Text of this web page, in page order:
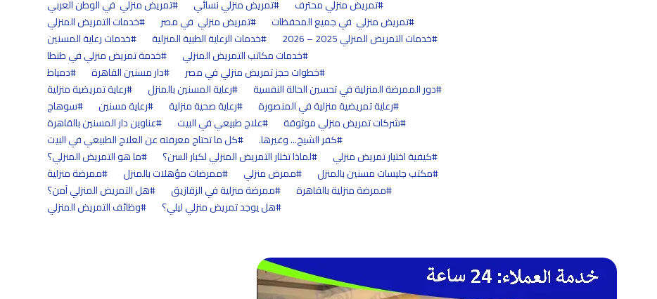
تمريض منزلي محترف
تمريض منزلي نسائي
تمريض منزلي في الوطن العربي
تمريض منزلي في جميع المحفظات
تمريض منزلي في مصر
خدمات التمريض المنزلي
خدمات التمريض المنزلي 2025 – 2026
خدمات الرعاية الطبية المنزلية
خدمات رعاية المسنين
خدمات مكاتب التمريض المنزلي
خدمة تمريض منزلي في طنطا
خطوات حجز تمريض منزلي في مصر
دار مسنين القاهرة
دمياط
دور الممرضة المنزلية في تحسين الحالة النفسية
رعاية المسنين بالمنزل
رعاية تمريضية منزلية
رعاية تمريضية منزلية في المنصورة
رعاية صحية منزلية رعاية مسنين
سوهاج
شركات تمريض منزلي موثوقة
علاج طبيعي في البيت
عناوين دار المسنين بالقاهرة
كفر الشيخ... وغيرها.
كل ما تحتاج معرفته عن العلاج الطبيعي في البيت
كيفية اختيار تمريض منزلي
لماذا تختار التمريض المنزلي لكبار السن؟
ما هو التمريض المنزلي؟
مكتب جليسات مسنين بالمنزل
ممرض منزلي ممرضات مؤهلات بالمنزل
ممرضة منزلية
ممرضة منزلية بالقاهرة
ممرضة منزلية في الزقازيق
هل التمريض المنزلي آمن؟
هل يوجد تمريض منزلي ليلي؟
وظائف التمريض المنزلي